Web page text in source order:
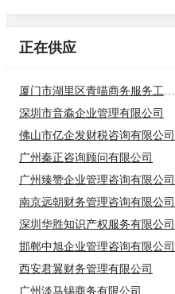
正在供应
厦门市湖里区青喵商务服务工作室（个
深圳市音淼企业管理有限公司
佛山市亿企发财税咨询有限公司
广州秦正咨询顾问有限公司
广州臻赞企业管理咨询有限公司
南京远朝财务管理咨询有限公司
深圳华胜知识产权服务有限公司
邯郸中旭企业管理咨询有限公司
西安君翼财务管理有限公司
广州淡马锡商务有限公司